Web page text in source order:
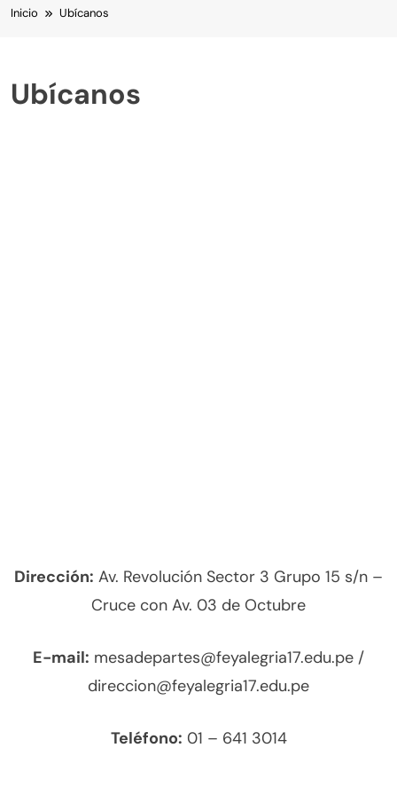
Inicio Ubícanos
Ubícanos
Dirección: Av. Revolución Sector 3 Grupo 15 s/n –
Cruce con Av. 03 de Octubre
E-mail: mesadepartes@feyalegria17.edu.pe /
direccion@feyalegria17.edu.pe
Teléfono: 01 – 641 3014